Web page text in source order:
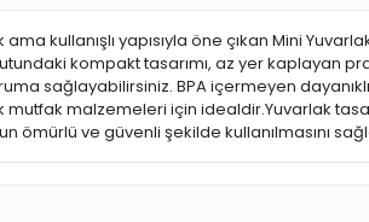
ama kullanışlı yapısıyla öne çıkan Mini
kompakt tasarımı, az yer kaplayan
sağlayabilirsiniz. BPA içermeyen
mutfak malzemeleri için idealdir.Yuvarlak
ömürlü ve güvenli şekilde kullanılmasını